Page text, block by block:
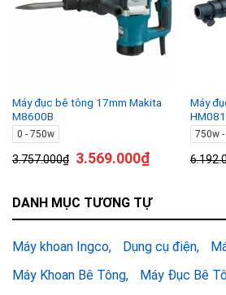
Máy đục bê tông 17mm Makita
M8600B
0 - 750w
3.757.000₫ 3.569.000₫
Máy
750w
DANH MỤC TƯƠNG TỰ
Máy khoan Ingco Dụng cụ điện
Máy Khoan Bê Tông
Máy Đục Bê